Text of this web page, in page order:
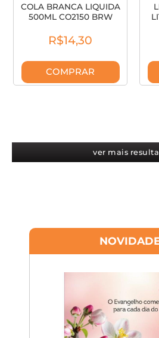
COLA BRANCA LIQUIDA
500ML CO2150 BRW
R$14,30
COMPRAR
ver mais